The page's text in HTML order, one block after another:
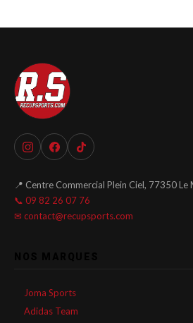
📍 Centre Commercial Plein Ciel, 77350 Le
📞 09 82 26 07 76
✉ contact@recupsports.com
Joma Sports
Adidas Team